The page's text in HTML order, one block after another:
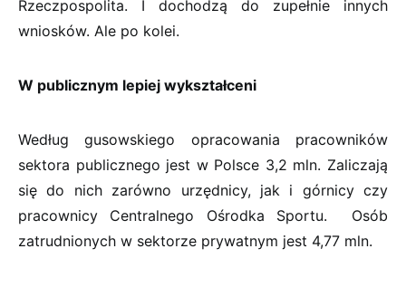
Rzeczpospolita. I dochodzą do zupełnie innych
wniosków. Ale po kolei.
W publicznym lepiej wykształceni
Według gusowskiego opracowania pracowników
sektora publicznego jest w Polsce 3,2 mln. Zaliczają
się do nich zarówno urzędnicy, jak i górnicy czy
pracownicy Centralnego Ośrodka Sportu. Osób
zatrudnionych w sektorze prywatnym jest 4,77 mln.